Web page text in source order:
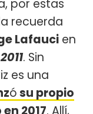
por estas
recuerda
Lafauci en
. Sin
es una
ósu propio